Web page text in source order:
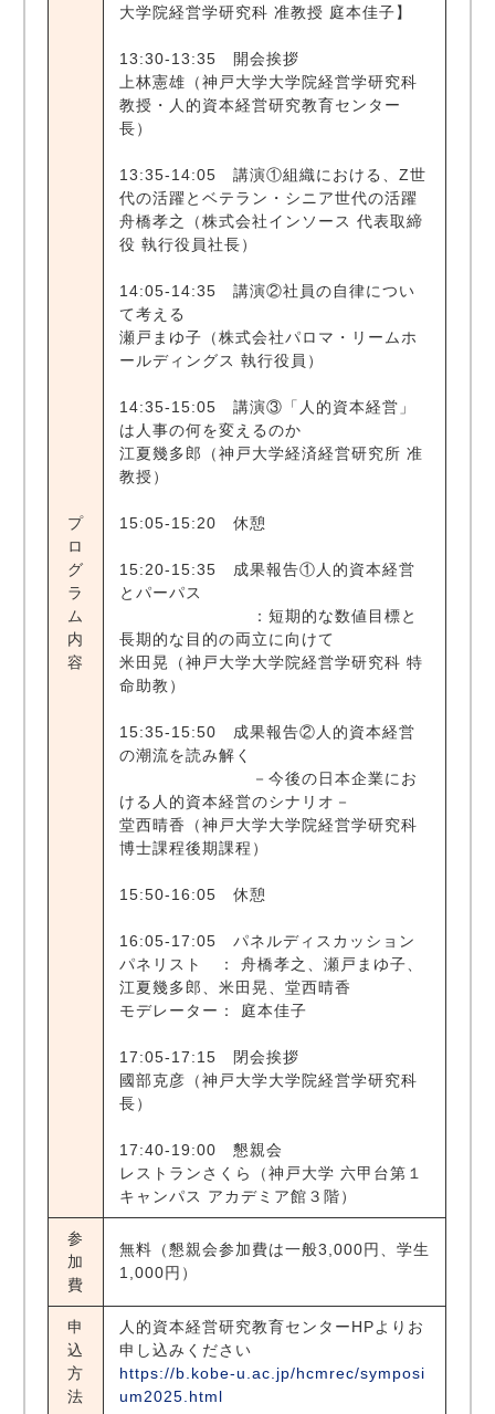
プ
ロ
グ
ラ
ム
内
容
大学院経営学研究科 准教授 庭本佳子】
13:30-13:35 開会挨拶
上林憲雄（神戸大学大学院経営学研究科
教授・人的資本経営研究教育センター
長）
13:35-14:05 講演①組織における、Z世
代の活躍とベテラン・シニア世代の活躍
舟橋孝之（株式会社インソース 代表取締
役 執行役員社長）
14:05-14:35 講演②社員の自律につい
て考える
瀬戸まゆ子（株式会社パロマ・リームホ
ールディングス 執行役員）
14:35-15:05 講演③「人的資本経営」
は人事の何を変えるのか
江夏幾多郎（神戸大学経済経営研究所 准
教授）
15:05-15:20 休憩
15:20-15:35 成果報告①人的資本経営
とパーパス
：短期的な数値目標と
長期的な目的の両立に向けて
米田晃（神戸大学大学院経営学研究科 特
命助教）
15:35-15:50 成果報告②人的資本経営
の潮流を読み解く
－今後の日本企業にお
ける人的資本経営のシナリオ－
堂西晴香（神戸大学大学院経営学研究科
博士課程後期課程）
15:50-16:05 休憩
16:05-17:05 パネルディスカッション
パネリスト ： 舟橋孝之、瀬戸まゆ子、
江夏幾多郎、米田晃、堂西晴香
モデレーター： 庭本佳子
17:05-17:15 閉会挨拶
國部克彦（神戸大学大学院経営学研究科
長）
17:40-19:00 懇親会
レストランさくら（神戸大学 六甲台第１
キャンパス アカデミア館３階）
参
加
費
無料（懇親会参加費は一般3,000円、学生
1,000円）
申
込
方
法
人的資本経営研究教育センターHPよりお
申し込みください
https://b.kobe-u.ac.jp/hcmrec/symposi
um2025.html